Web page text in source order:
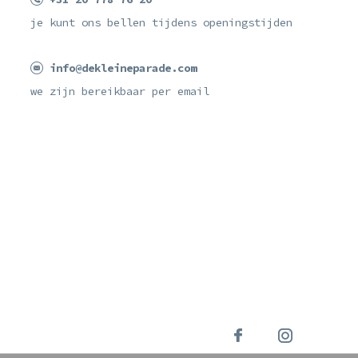
je kunt ons bellen tijdens openingstijden
info@dekleineparade.com
we zijn bereikbaar per email